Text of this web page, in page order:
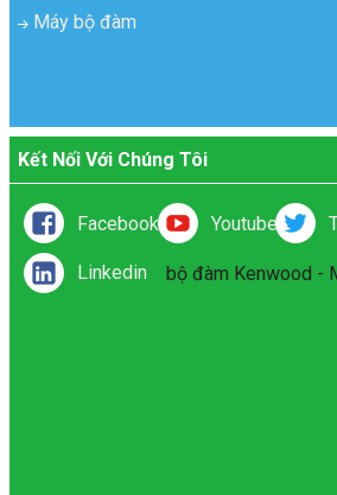
Máy bộ đàm
Kết Nối Với Chúng Tôi
Facebook Youtube
Linkedin
bộ đàm Kenwood -